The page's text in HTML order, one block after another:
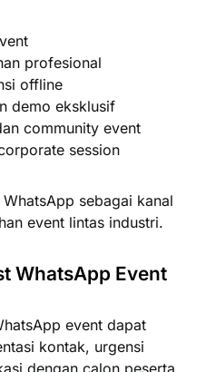
profesional
offline
demo eksklusif
community event
session
sebagai kanal
event lintas industri.
WhatsApp Event
event dapat
kontak, urgensi
dengan calon peserta.